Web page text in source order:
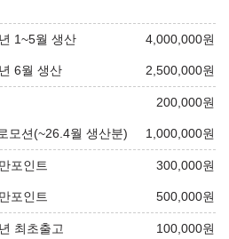
1~5월 생산 4,000,000원
6월 생산 2,500,000원
200,000원
모션(~26.4월 생산분) 1,000,000원
포인트 300,000원
포인트 500,000원
최초출고 100,000원